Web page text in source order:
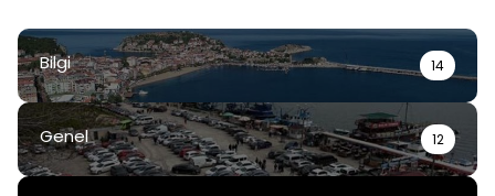
Bilgi 14
Genel 12